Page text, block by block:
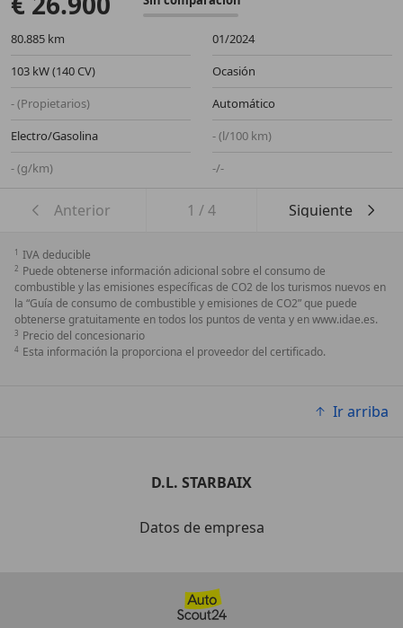
80.885 km
01/2024
103 kW (140 CV)
Ocasión
- (Propietarios)
Automático
Electro/Gasolina
- (l/100 km)
- (g/km)
-/-
Anterior 1 /4 Siguiente
1 IVA deducible
2 Puede obtenerse información adicional sobre el consumo de
combustible y las emisiones específicas de CO2 de los turismos nuevos en
la “Guía de consumo de combustible y emisiones de CO2” que puede
obtenerse gratuitamente en todos los puntos de venta y en www.idae.es.
3 Precio del concesionario
4 Esta información la proporciona el proveedor del certificado.
Ir arriba
D.L. STARBAIX
Datos de empresa